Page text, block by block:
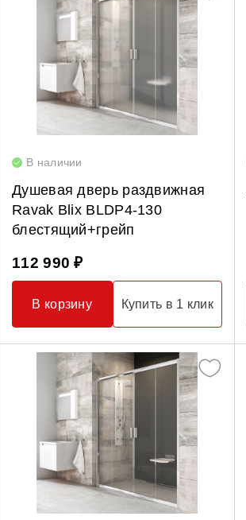
В наличии
Душевая дверь раздвижная
Ravak Blix BLDP4-130
блестящий+грейп
112 990 ₽
В корзину Купить в 1 клик